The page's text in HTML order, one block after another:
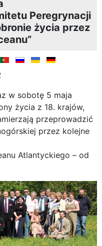
Peregrynacji
życia przez
w sobotę 5 maja
życia z 18. krajów,
przeprowadzić
przez kolejne
Atlantyckiego – od